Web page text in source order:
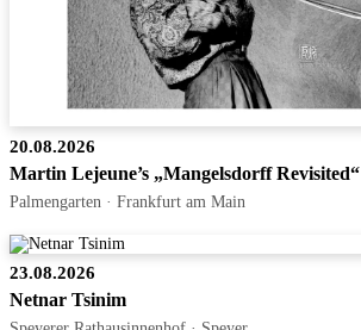
20.08.2026
Martin Lejeune’s „Mangelsdorff Revisited“
Palmengarten · Frankfurt am Main
23.08.2026
Netnar Tsinim